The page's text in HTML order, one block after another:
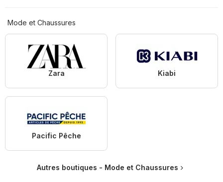
Mode et Chaussures
Zara Kiabi
Pacific Pêche
Autres boutiques - Mode et Chaussures